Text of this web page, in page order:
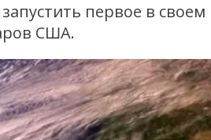
первое в своем
США.